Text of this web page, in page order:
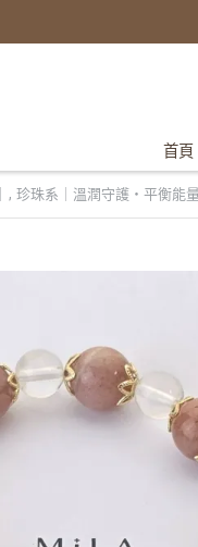
首頁
, 珍珠系｜溫潤守護・平衡能